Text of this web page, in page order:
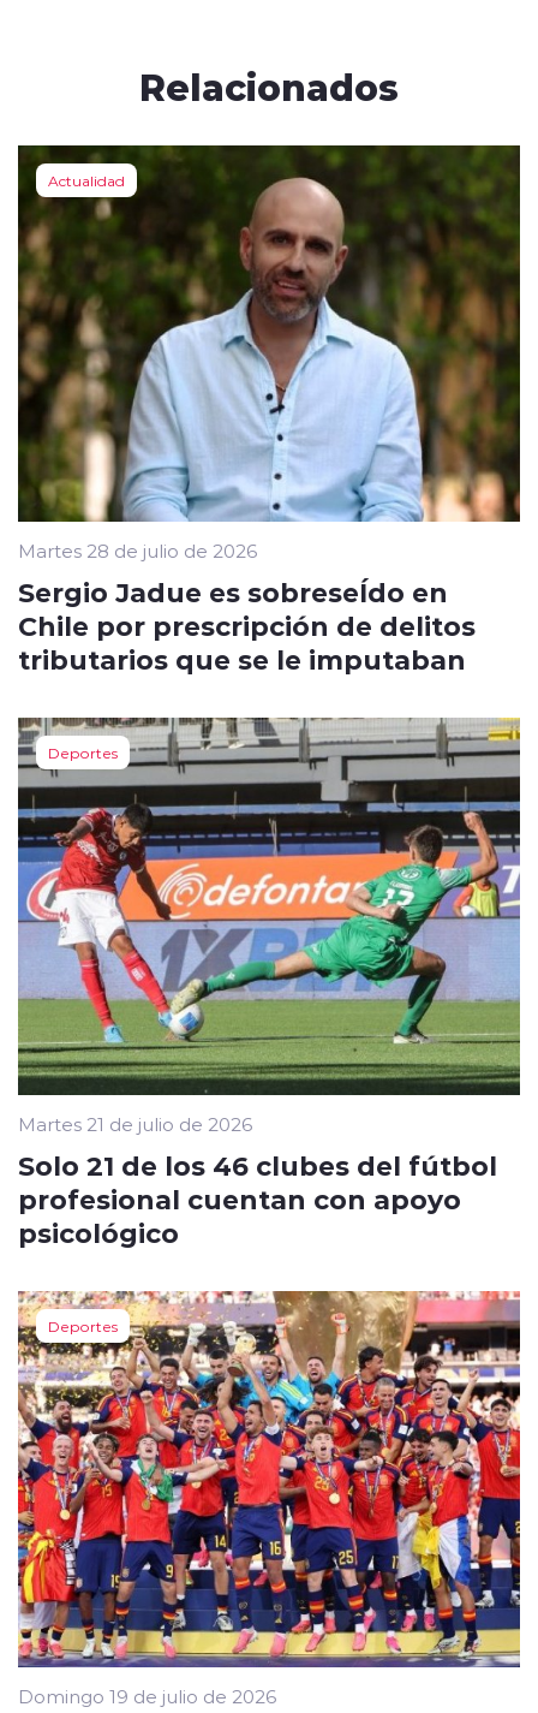
Relacionados
Actualidad
Martes 28 de julio de 2026
Sergio Jadue es sobreseÍdo en
Chile por prescripción de delitos
tributarios que se le imputaban
Deportes
Martes 21 de julio de 2026
Solo 21 de los 46 clubes del fútbol
profesional cuentan con apoyo
psicológico
Deportes
Domingo 19 de julio de 2026